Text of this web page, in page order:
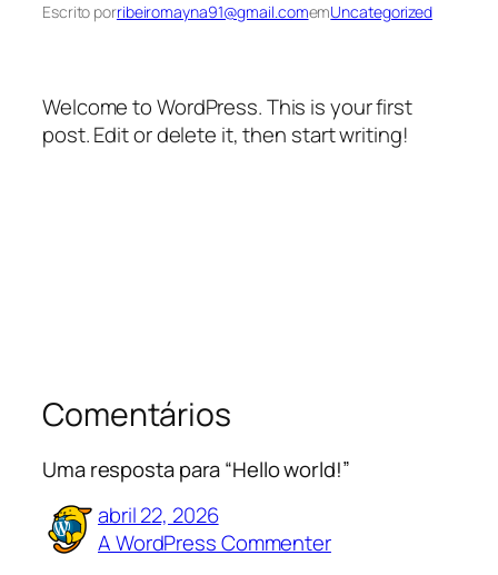
Escrito porribeiromayna91@gmail.comemUncategorized
Welcome to WordPress. This is your first
post. Edit or delete it, then start writing!
Comentários
Uma resposta para “Hello world!”
abril 22, 2026
A WordPress Commenter